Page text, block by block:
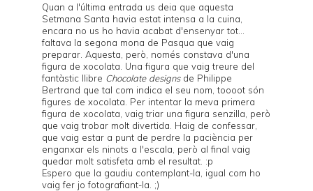
Quan a l'última entrada us deia que aquesta
Setmana Santa havia estat intensa a la cuina,
encara no us ho havia acabat d'ensenyar tot...
faltava la segona mona de Pasqua que vaig
preparar. Aquesta, però, només constava d'una
figura de xocolata. Una figura que vaig treure del
fantàstic llibre Chocolate designsde Philippe
Bertrand que tal com indica el seu nom, toooot són
figures de xocolata. Per intentar la meva primera
figura de xocolata, vaig triar una figura senzilla, però
que vaig trobar molt divertida. Haig de confessar,
que vaig estar a punt de perdre la paciència per
enganxar els ninots a l'escala, però al final vaig
quedar molt satisfeta amb el resultat. :p
Espero que la gaudiu contemplant-la, igual com ho
vaig fer jo fotografiant-la. ;)